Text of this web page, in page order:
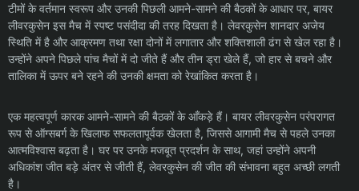
टीमों के वर्तमान स्वरूप और उनकी पिछली आमने-सामने की बैठकों के आधार पर, बायर
लीवरकुसेन इस मैच में स्पष्ट पसंदीदा की तरह दिखता है। लेवरकुसेन शानदार अजेय
स्थिति में है और आक्रमण तथा रक्षा दोनों में लगातार और शक्तिशाली ढंग से खेल रहा है।
उन्होंने अपने पिछले पांच मैचों में दो जीते हैं और तीन ड्रा खेले हैं, जो हार से बचने और
तालिका में ऊपर बने रहने की उनकी क्षमता को रेखांकित करता है।
एक महत्वपूर्ण कारक आमने-सामने की बैठकों के आँकड़े हैं। बायर लीवरकुसेन परंपरागत
रूप से ऑग्सबर्ग के खिलाफ सफलतापूर्वक खेलता है, जिससे आगामी मैच से पहले उनका
आत्मविश्वास बढ़ता है। घर पर उनके मजबूत प्रदर्शन के साथ, जहां उन्होंने अपनी
अधिकांश जीत बड़े अंतर से जीती हैं, लेवरकुसेन की जीत की संभावना बहुत अच्छी लगती
है।